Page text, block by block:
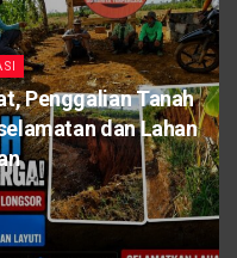
Penggalian Tanah
dan Lahan